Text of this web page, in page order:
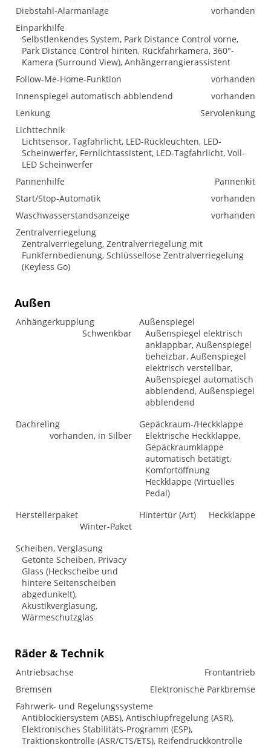
Diebstahl-Alarmanlage
vorhanden
Einparkhilfe
Selbstlenkendes System, Park Distance Control vorne,
Park Distance Control hinten, Rückfahrkamera, 360°-
Kamera (Surround View), Anhängerrangierassistent
Follow-Me-Home-Funktion
vorhanden
Innenspiegel automatisch abblendend
vorhanden
Lenkung
Servolenkung
Lichttechnik
Lichtsensor, Tagfahrlicht, LED-Rückleuchten, LED-
Scheinwerfer, Fernlichtassistent, LED-Tagfahrlicht, Voll-
LED Scheinwerfer
Pannenhilfe
Pannenkit
Start/Stop-Automatik
vorhanden
Waschwasserstandsanzeige
vorhanden
Zentralverriegelung
Zentralverriegelung, Zentralverriegelung mit
Funkfernbedienung, Schlüssellose Zentralverriegelung
(Keyless Go)
Außen
Anhängerkupplung
Schwenkbar
Außenspiegel
Außenspiegel elektrisch
anklappbar, Außenspiegel
beheizbar, Außenspiegel
elektrisch verstellbar,
Außenspiegel automatisch
abblendend, Außenspiegel
abblendend
Dachreling
vorhanden, in Silber
Gepäckraum-/Heckklappe
Elektrische Heckklappe,
Gepäckraumklappe
automatisch betätigt,
Komfortöffnung
Heckklappe (Virtuelles
Pedal)
Herstellerpaket
Winter-Paket
Hintertür (Art) Heckklappe
Scheiben, Verglasung
Getönte Scheiben, Privacy
Glass (Heckscheibe und
hintere Seitenscheiben
abgedunkelt),
Akustikverglasung,
Wärmeschutzglas
Räder & Technik
Antriebsachse
Frontantrieb
Bremsen
Elektronische Parkbremse
Fahrwerk- und Regelungssysteme
Antiblockiersystem (ABS), Antischlupfregelung (ASR),
Elektronisches Stabilitäts-Programm (ESP),
Traktionskontrolle (ASR/CTS/ETS), Reifendruckkontrolle